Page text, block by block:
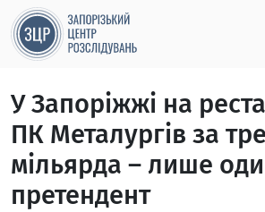
У Запоріжжі на
ПК Металургів за
мільярда – лише
претендент